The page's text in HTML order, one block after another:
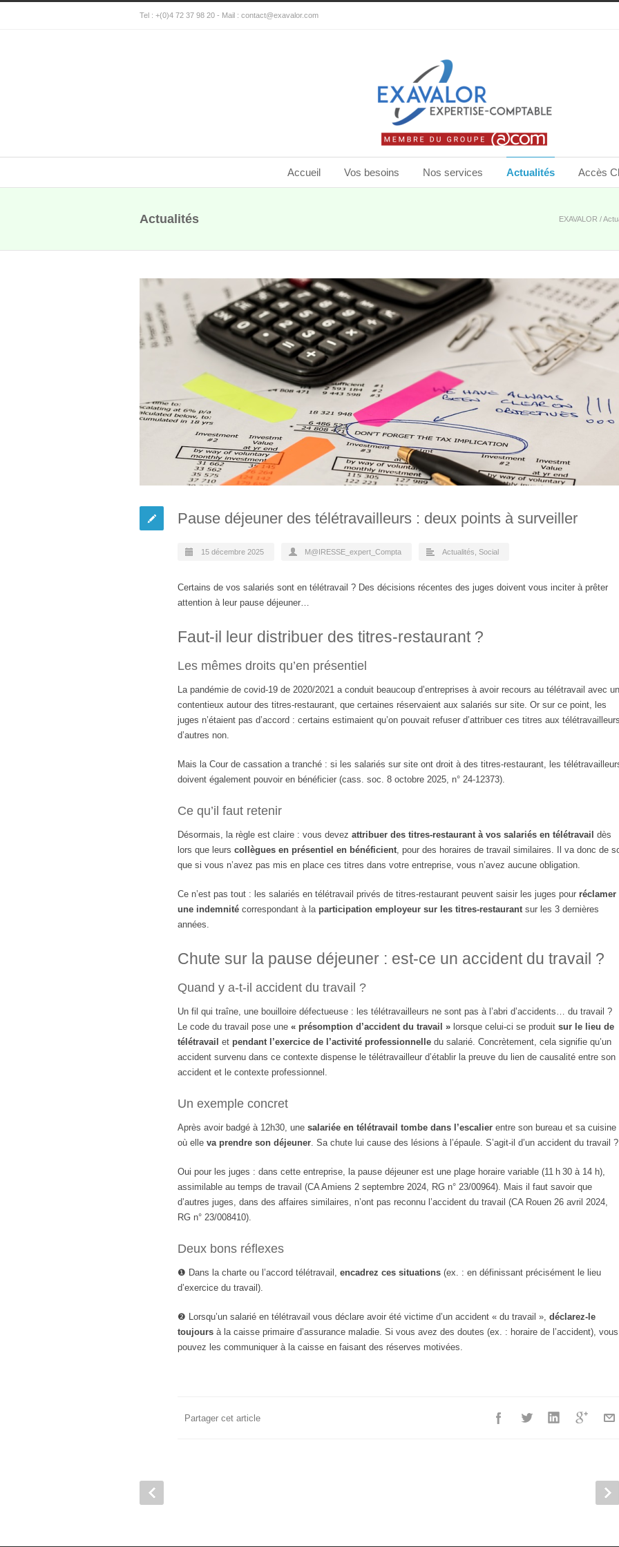
Tel : +(0)4 72 37 98 20 - Mail : contact@exavalor.com
Accueil Vos besoins Nos services Actualités Accès
Actualités EXAVALOR /
Pause déjeuner des télétravailleurs : deux points à surveiller
15 décembre 2025 M@IRESSE_expert_Compta Actualités Social
Certains de vos salariés sont en télétravail ? Des décisions récentes des juges doivent vous inciter à prêter
attention à leur pause déjeuner…
Faut-il leur distribuer des titres-restaurant ?
Les mêmes droits qu’en présentiel
La pandémie de covid-19 de 2020/2021 a conduit beaucoup d’entreprises à avoir recours au télétravail avec un
contentieux autour des titres-restaurant, que certaines réservaient aux salariés sur site. Or sur ce point, les
juges n’étaient pas d’accord : certains estimaient qu’on pouvait refuser d’attribuer ces titres aux
d’autres non.
Mais la Cour de cassation a tranché : si les salariés sur site ont droit à des titres-restaurant, les
doivent également pouvoir en bénéficier (cass. soc. 8 octobre 2025, n° 24-12373).
Ce qu’il faut retenir
Désormais, la règle est claire : vous devez attribuer des titres-restaurant à vos salariés en télétravail dès
lors que leurs collègues en présentiel en bénéficient, pour des horaires de travail similaires. Il va donc de
que si vous n’avez pas mis en place ces titres dans votre entreprise, vous n’avez aucune obligation.
Ce n’est pas tout : les salariés en télétravail privés de titres-restaurant peuvent saisir les juges pour réclamer
une indemnité correspondant à la participation employeur sur les titres-restaurant sur les 3 dernières
années.
Chute sur la pause déjeuner : est-ce un accident du travail ?
Quand y a-t-il accident du travail ?
Un fil qui traîne, une bouilloire défectueuse : les télétravailleurs ne sont pas à l’abri d’accidents… du travail ?
Le code du travail pose une « présomption d’accident du travail » lorsque celui-ci se produit sur le lieu de
télétravail et pendant l’exercice de l’activité professionnelle du salarié. Concrètement, cela signifie qu’un
accident survenu dans ce contexte dispense le télétravailleur d’établir la preuve du lien de causalité entre son
accident et le contexte professionnel.
Un exemple concret
Après avoir badgé à 12h30, une salariée en télétravail tombe dans l’escalier entre son bureau et sa cuisine
où elle va prendre son déjeuner. Sa chute lui cause des lésions à l’épaule. S’agit-il d’un accident du travail ?
Oui pour les juges : dans cette entreprise, la pause déjeuner est une plage horaire variable (11 h 30 à 14 h),
assimilable au temps de travail (CA Amiens 2 septembre 2024, RG n° 23/00964). Mais il faut savoir que
d’autres juges, dans des affaires similaires, n’ont pas reconnu l’accident du travail (CA Rouen 26 avril 2024,
RG n° 23/008410).
Deux bons réflexes
❶ Dans la charte ou l’accord télétravail, encadrez ces situations (ex. : en définissant précisément le lieu
d’exercice du travail).
❷ Lorsqu’un salarié en télétravail vous déclare avoir été victime d’un accident « du travail », déclarez-le
toujours à la caisse primaire d’assurance maladie. Si vous avez des doutes (ex. : horaire de l’accident), vous
pouvez les communiquer à la caisse en faisant des réserves motivées.
Partager cet article